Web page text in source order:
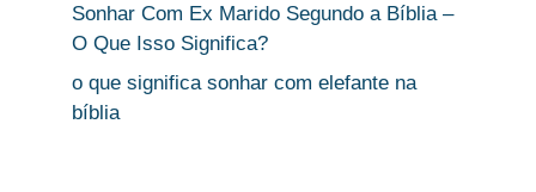
Sonhar Com Ex Marido Segundo a Bíblia –
O Que Isso Significa?
o que significa sonhar com elefante na
bíblia